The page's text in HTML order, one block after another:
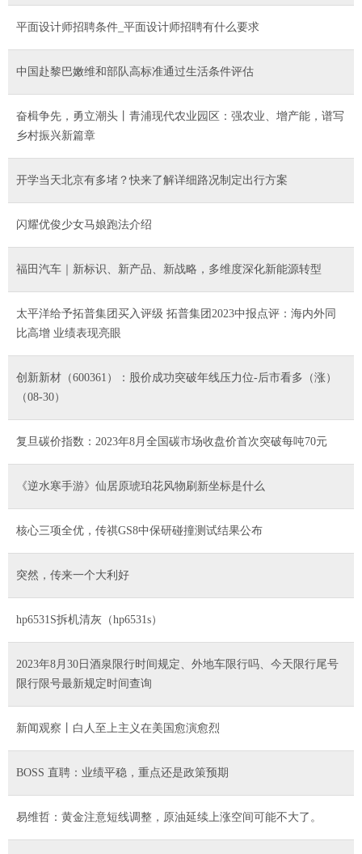
平面设计师招聘条件_平面设计师招聘有什么要求
中国赴黎巴嫩维和部队高标准通过生活条件评估
奋楫争先，勇立潮头丨青浦现代农业园区：强农业、增产能，谱写
乡村振兴新篇章
开学当天北京有多堵？快来了解详细路况制定出行方案
闪耀优俊少女马娘跑法介绍
福田汽车｜新标识、新产品、新战略，多维度深化新能源转型
太平洋给予拓普集团买入评级 拓普集团2023中报点评：海内外同
比高增 业绩表现亮眼
创新新材（600361）：股价成功突破年线压力位-后市看多（涨）
（08-30）
复旦碳价指数：2023年8月全国碳市场收盘价首次突破每吨70元
《逆水寒手游》仙居原琥珀花风物刷新坐标是什么
核心三项全优，传祺GS8中保研碰撞测试结果公布
突然，传来一个大利好
hp6531S拆机清灰（hp6531s）
2023年8月30日酒泉限行时间规定、外地车限行吗、今天限行尾号
限行限号最新规定时间查询
新闻观察丨白人至上主义在美国愈演愈烈
BOSS 直聘：业绩平稳，重点还是政策预期
易维哲：黄金注意短线调整，原油延续上涨空间可能不大了。